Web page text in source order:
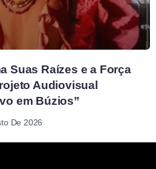
Suas Raízes e a Força
Audiovisual
em Búzios”
De 2026